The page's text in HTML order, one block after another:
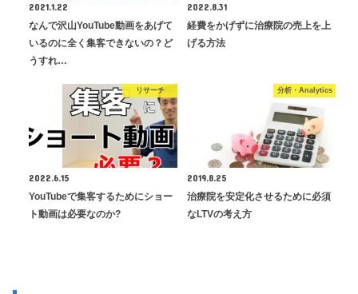
2021.1.22
なんで沢山YouTube動画をあげて
いるのに全く集客できないの？ど
うすれ…
2022.8.31
経費をかげずに治療院の売上を上
げる方法
リサーチ
2022.6.15
YouTubeで集客するためにショー
ト動画は必要なのか?
分析・Analytics
2019.8.25
治療院を安定化させるために必須
なLTVの考え方